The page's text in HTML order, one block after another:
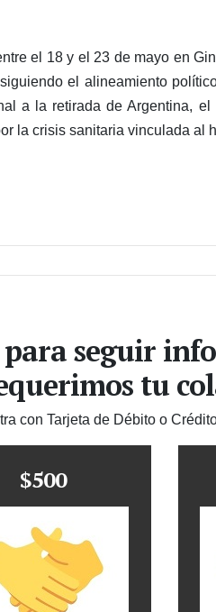
el 18 y el 23 de mayo en
el alineamiento
a la retirada de Argentina,
la crisis sanitaria vinculada al
seguir
tu
con Tarjeta de Débito o
$500